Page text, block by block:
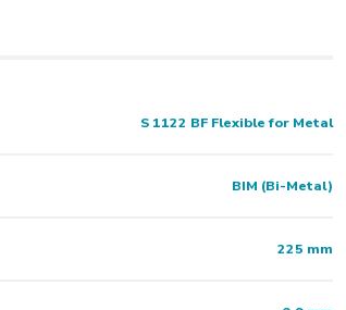
S 1122 BF Flexible for Metal
BIM (Bi-Metal)
225 mm